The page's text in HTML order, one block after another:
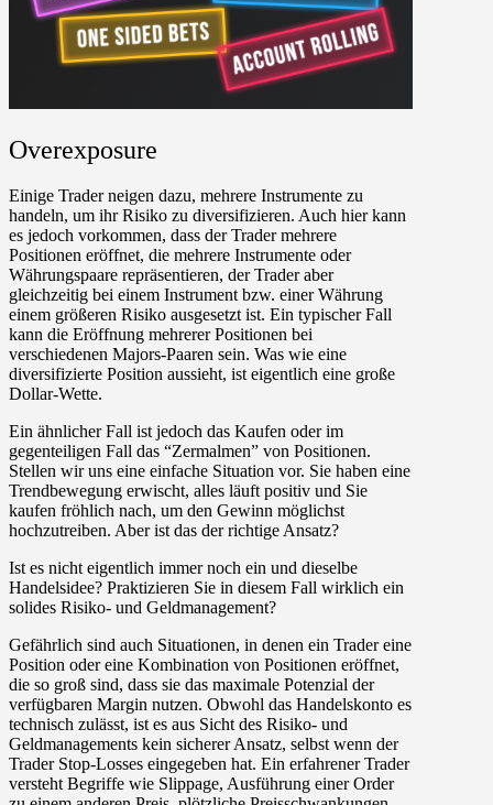
Overexposure
Einige Trader neigen dazu, mehrere Instrumente zu
handeln, um ihr Risiko zu diversifizieren. Auch hier kann
es jedoch vorkommen, dass der Trader mehrere
Positionen eröffnet, die mehrere Instrumente oder
Währungspaare repräsentieren, der Trader aber
gleichzeitig bei einem Instrument bzw. einer Währung
einem größeren Risiko ausgesetzt ist. Ein typischer Fall
kann die Eröffnung mehrerer Positionen bei
verschiedenen Majors-Paaren sein. Was wie eine
diversifizierte Position aussieht, ist eigentlich eine große
Dollar-Wette.
Ein ähnlicher Fall ist jedoch das Kaufen oder im
gegenteiligen Fall das “Zermalmen” von Positionen.
Stellen wir uns eine einfache Situation vor. Sie haben eine
Trendbewegung erwischt, alles läuft positiv und Sie
kaufen fröhlich nach, um den Gewinn möglichst
hochzutreiben. Aber ist das der richtige Ansatz?
Ist es nicht eigentlich immer noch ein und dieselbe
Handelsidee? Praktizieren Sie in diesem Fall wirklich ein
solides Risiko- und Geldmanagement?
Gefährlich sind auch Situationen, in denen ein Trader eine
Position oder eine Kombination von Positionen eröffnet,
die so groß sind, dass sie das maximale Potenzial der
verfügbaren Margin nutzen. Obwohl das Handelskonto es
technisch zulässt, ist es aus Sicht des Risiko- und
Geldmanagements kein sicherer Ansatz, selbst wenn der
Trader Stop-Losses eingegeben hat. Ein erfahrener Trader
versteht Begriffe wie Slippage, Ausführung einer Order